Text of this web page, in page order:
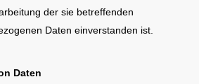
der sie betreffenden
Daten einverstanden ist.
Daten